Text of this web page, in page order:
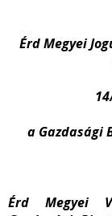
Érd Megyei
a Gazdasági
Érd Megyei